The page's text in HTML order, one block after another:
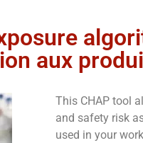
aux
This CHAP tool
and safety risk
used in your